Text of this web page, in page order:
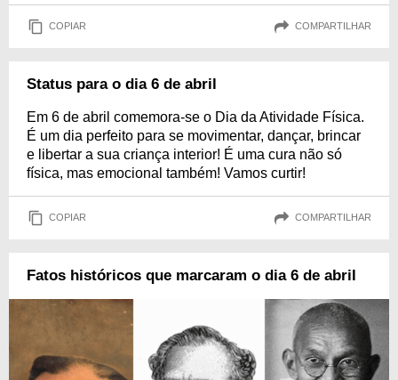
COPIAR COMPARTILHAR
Status para o dia 6 de abril
Em 6 de abril comemora-se o Dia da Atividade Física.
É um dia perfeito para se movimentar, dançar, brincar
e libertar a sua criança interior! É uma cura não só
física, mas emocional também! Vamos curtir!
COPIAR COMPARTILHAR
Fatos históricos que marcaram o dia 6 de abril